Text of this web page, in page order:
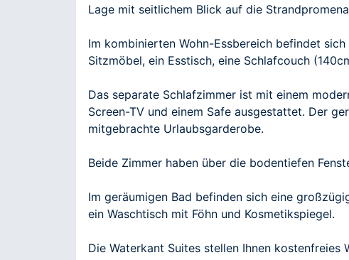
Lage mit seitlichem Blick auf die
Im kombinierten Wohn-Essbereich befindet
Sitzmöbel, ein Esstisch, eine Schlafcouch
Das separate Schlafzimmer ist mit einem
Screen-TV und einem Safe ausgestattet. Der
mitgebrachte Urlaubsgarderobe.
Beide Zimmer haben über die bodentiefen
Im geräumigen Bad befinden sich eine
ein Waschtisch mit Föhn und Kosmetikspiegel.
Die Waterkant Suites stellen Ihnen kostenfreies